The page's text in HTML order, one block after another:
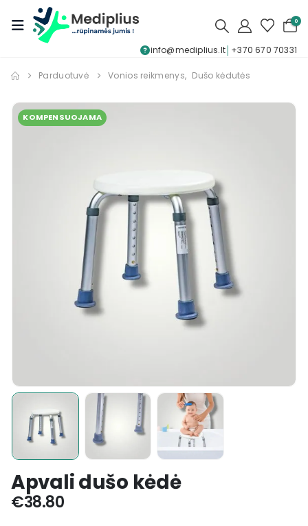
0
info@mediplius.lt│ +370 670 70331
Parduotuvė Vonios reikmenys, Dušo kėdutės
KOMPENSUOJAMA
Apvali dušo kėdė
€38.80